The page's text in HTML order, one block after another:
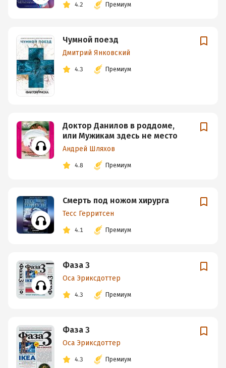
4.2 Премиум
Чумной поезд
Дмитрий Янковский
4.3 Премиум
Доктор Данилов в роддоме,
или Мужикам здесь не место
Андрей Шляхов
4.8 Премиум
Смерть под ножом хирурга
Тесс Герритсен
4.1 Премиум
Фаза 3
Оса Эриксдоттер
4.3 Премиум
Фаза 3
Оса Эриксдоттер
4.3 Премиум